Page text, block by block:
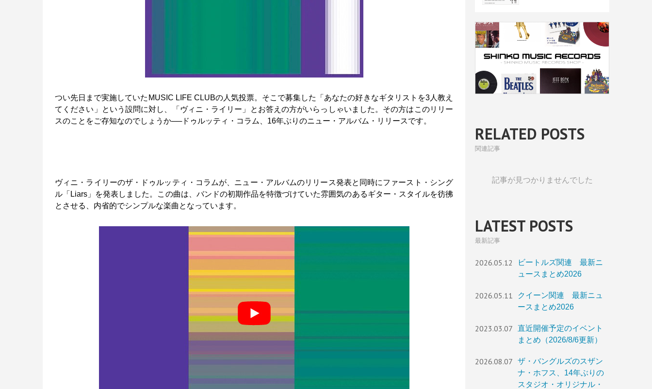
つい先日まで実施していたMUSIC LIFE CLUBの人気投票。そこで募集した「あなたの好きなギタリストを3人教え
てください」という設問に対し、「ヴィニ・ライリー」とお答えの方がいらっしゃいました。その方はこのリリー
スのことをご存知なのでしょうか──ドゥルッティ・コラム、16年ぶりのニュー・アルバム・リリースです。
ヴィニ・ライリーのザ・ドゥルッティ・コラムが、ニュー・アルバムのリリース発表と同時にファースト・シング
ル「Liars」を発表しました。この曲は、バンドの初期作品を特徴づけていた雰囲気のあるギター・スタイルを彷彿
とさせる、内省的でシンプルな楽曲となっています。
RELATED POSTS
関連記事
記事が見つかりませんでした
LATEST POSTS
最新記事
2026.05.12
ビートルズ関連 最新ニ
ュースまとめ2026
2026.05.11
クイーン関連 最新ニュ
ースまとめ2026
2023.03.07
直近開催予定のイベント
まとめ（2026/8/6更新）
2026.08.07
ザ・バングルズのスザン
ナ・ホフス、14年ぶりの
スタジオ・オリジナル・